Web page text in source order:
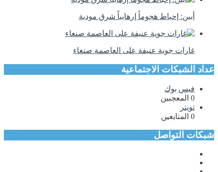
أبين: إحباط هجوماً إرهابياً شرق مودية
غارات جوية عنيفة على العاصمة صنعاء
عداد الشبكات الاجتماعية
فيس بوك
0 المعجبين
تويتر
0 المتابعين
شبكات التواصل